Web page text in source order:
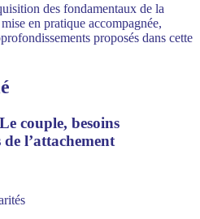
des fondamentaux de la
en pratique accompagnée,
proposés dans cette
couple, besoins
l’attachement